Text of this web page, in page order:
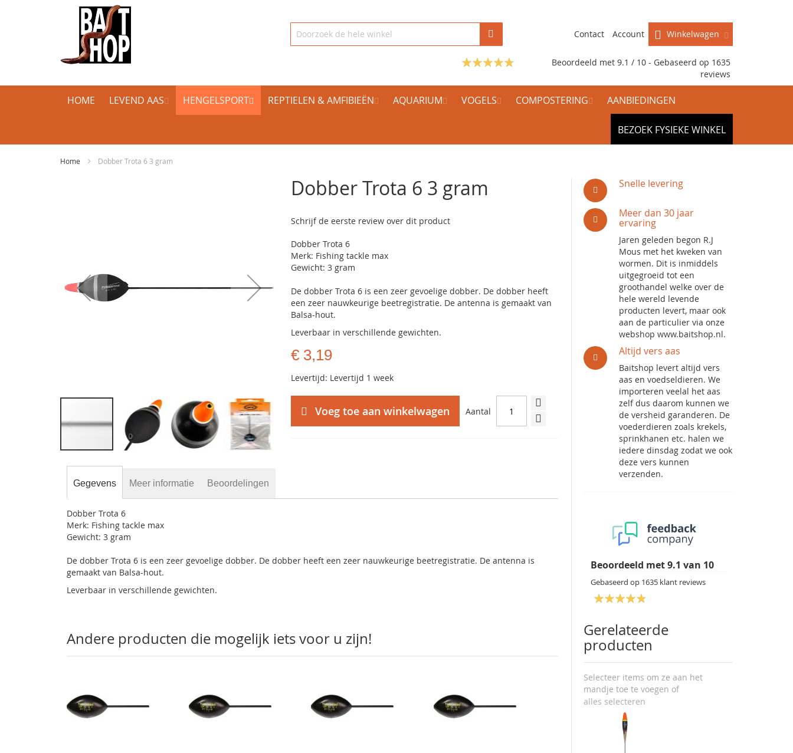
Winkelwagen
Contact Account
Beoordeeld met 9.1 / 10 - Gebaseerd op 1635
reviews
HOME LEVEND AAS HENGELSPORT REPTIELEN & AMFIBIEËN AQUARIUM VOGELS COMPOSTERING AANBIEDINGEN
BEZOEK FYSIEKE WINKEL
Home Dobber Trota 6 3 gram
naar
de
afbeeldingen-
gallerij
Dobber Trota 6 3 gram
Schrijf de eerste review over dit product
Dobber Trota 6
Merk: Fishing tackle max
Gewicht: 3 gram
De dobber Trota 6 is een zeer gevoelige dobber. De dobber heeft
een zeer nauwkeurige beetregistratie. De antenna is gemaakt van
Balsa-hout.
Leverbaar in verschillende gewichten.
€ 3,19
Levertijd: Levertijd 1 week
Aantal
Voeg toe aan winkelwagen
Snelle levering
Meer dan 30 jaar
ervaring
Jaren geleden begon R.J
Mous met het kweken van
wormen. Dit is inmiddels
uitgegroeid tot een
groothandel welke over de
hele wereld levende
producten levert, maar ook
aan de particulier via onze
webshop www.baitshop.nl.
Altijd vers aas
Baitshop levert altijd vers
aas en voedseldieren. We
importeren veelal het aas
zelf dus daarom kunnen we
de versheid garanderen. De
voederdieren zoals krekels,
sprinkhanen etc. halen we
iedere dinsdag zodat we ook
deze vers kunnen
verzenden.
Beoordeeld met9.1 van 10
Gebaseerd op 1635 klant reviews
Gerelateerde
producten
Selecteer items om ze aan het
mandje toe te voegen of
alles selecteren
Gegevens
Dobber Trota 6
Merk: Fishing tackle max
Gewicht: 3 gram
De dobber Trota 6 is een zeer gevoelige dobber. De dobber heeft een zeer nauwkeurige beetregistratie. De antenna is
gemaakt van Balsa-hout.
Leverbaar in verschillende gewichten.
Meer informatie Beoordelingen
Andere producten die mogelijk iets voor u zijn!